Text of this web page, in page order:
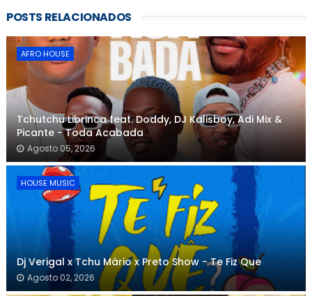
POSTS RELACIONADOS
AFRO HOUSE
Tchutchu Librinca feat. Doddy, DJ Kalisboy, Adi Mix &
Picante - Toda Acabada
Agosto 05, 2026
HOUSE MUSIC
Dj Verigal x Tchu Mário x Preto Show - Te Fiz Que
Agosto 02, 2026